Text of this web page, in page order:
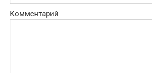
Комментарий